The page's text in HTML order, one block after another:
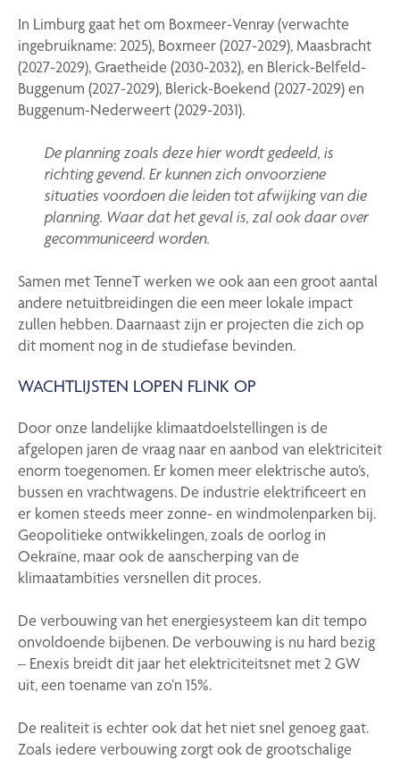
In Limburg gaat het om Boxmeer-Venray (verwachte
ingebruikname: 2025), Boxmeer (2027-2029), Maasbracht
(2027-2029), Graetheide (2030-2032), en Blerick-Belfeld-
Buggenum (2027-2029), Blerick-Boekend (2027-2029) en
Buggenum-Nederweert (2029-2031).
De planning zoals deze hier wordt gedeeld, is
richting gevend. Er kunnen zich onvoorziene
situaties voordoen die leiden tot afwijking van die
planning. Waar dat het geval is, zal ook daar over
gecommuniceerd worden.
Samen met TenneT werken we ook aan een groot aantal
andere netuitbreidingen die een meer lokale impact
zullen hebben. Daarnaast zijn er projecten die zich op
dit moment nog in de studiefase bevinden.
WACHTLIJSTEN LOPEN FLINK OP
Door onze landelijke klimaatdoelstellingen is de
afgelopen jaren de vraag naar en aanbod van elektriciteit
enorm toegenomen. Er komen meer elektrische auto’s,
bussen en vrachtwagens. De industrie elektrificeert en
er komen steeds meer zonne- en windmolenparken bij.
Geopolitieke ontwikkelingen, zoals de oorlog in
Oekraïne, maar ook de aanscherping van de
klimaatambities versnellen dit proces.
De verbouwing van het energiesysteem kan dit tempo
onvoldoende bijbenen. De verbouwing is nu hard bezig
– Enexis breidt dit jaar het elektriciteitsnet met 2 GW
uit, een toename van zo’n 15%.
De realiteit is echter ook dat het niet snel genoeg gaat.
Zoals iedere verbouwing zorgt ook de grootschalige